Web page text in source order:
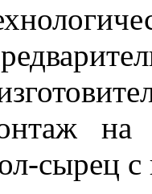
на
сырец